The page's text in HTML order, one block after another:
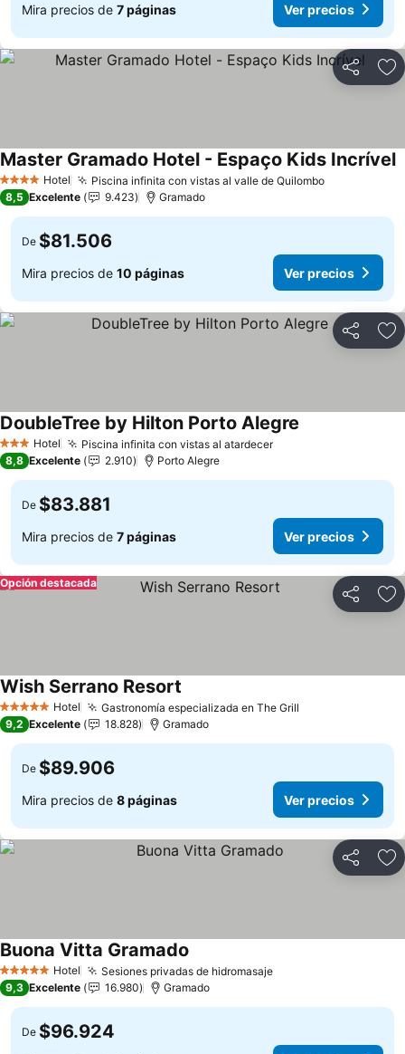
Mira precios de 7 páginas Ver precios
Compartir
4 EstrellasHotel Piscina infinita con vistas al valle de Quilombo
Master Gramado Hotel - Espaço Kids Incrível
8,5 Excelente 9.423 Gramado
De $81.506
Mira precios de 10 páginas Ver precios
Compartir
3 Estrellas
Hotel Piscina infinita con vistas al atardecer
DoubleTree by Hilton Porto Alegre
8,8 Excelente 2.910 Porto Alegre
De $83.881
Mira precios de 7 páginas Ver precios
Compartir
Opción destacada
5 Estrellas Hotel Gastronomía especializada en The Grill
Wish Serrano Resort
9,2 Excelente 18.828 Gramado
De $89.906
Mira precios de 8 páginas Ver precios
Compartir
5 Estrellas Hotel Sesiones privadas de hidromasaje
Buona Vitta Gramado
9,3 Excelente 16.980 Gramado
De $96.924